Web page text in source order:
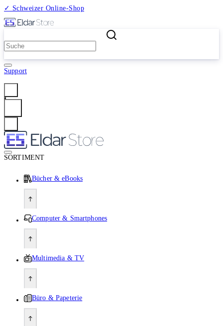
✓ Schweizer Online-Shop
Support
SORTIMENT
Bücher & eBooks
Computer & Smartphones
Multimedia & TV
Büro & Papeterie